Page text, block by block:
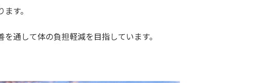
す。
通して体の負担軽減を目指しています。